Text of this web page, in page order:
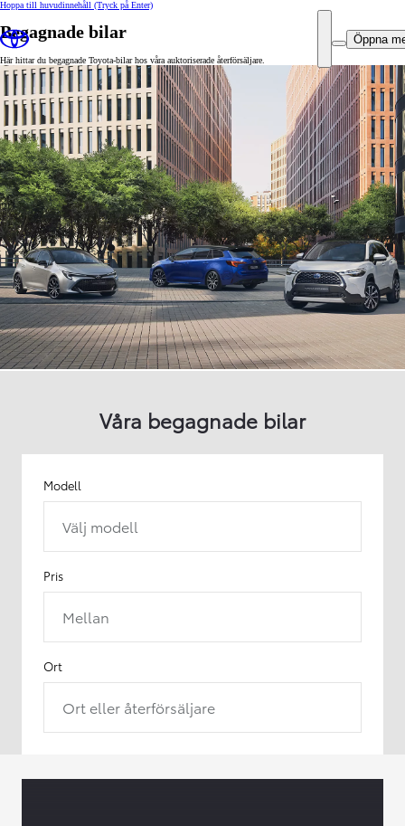
Hoppa till huvudinnehåll (Tryck på Enter)
Öppna
Begagnade bilar
Här hittar du begagnade Toyota-bilar hos våra auktoriserade återförsäljare.
Våra begagnade bilar
Modell
Välj modell
Pris
Mellan
Ort
Ort eller återförsäljare